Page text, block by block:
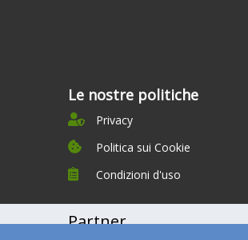
Le nostre politiche
Privacy
Politica sui Cookie
Condizioni d'uso
Partner